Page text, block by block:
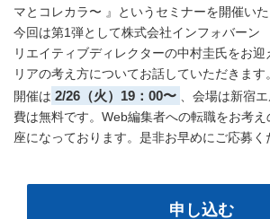
マとコレカラ〜 』というセミナーを開催いた
今回は第1弾として株式会社インフォバーン
リエイティブディレクターの中村圭氏をお迎
リアの考え方についてお話していただきます。
開催は 2/26（火）19：00〜 、会場は新宿
費は無料です。Web編集者への転職をお考
座になっております。是非お早めにご応募く
申し込む